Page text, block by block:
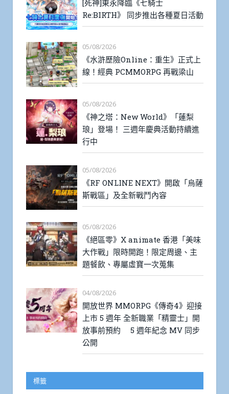
[死神]東永降臨《七騎士
Re:BIRTH》 同步推出各種夏日活動
05/08/2026
《水滸歷險Online：重生》正式上
線！經典 PCMMORPG 再戰梁山
05/08/2026
《神之塔：New World》「蓮梨
琅」登場！ 三週年慶典活動持續進
行中
05/08/2026
《RF ONLINE NEXT》開啟「烏薩
斯戰區」及全新戰鬥內容
05/08/2026
《絕區零》X animate 香港「美味
大作戰」限時開跑！限定周邊、主
題餐飲、專屬虛寶一次蒐集
04/08/2026
開放世界 MMORPG《傳奇4》迎接
上市 5 週年 全新職業「精靈士」開
放事前預約 5 週年紀念 MV 同步
公開
標籤